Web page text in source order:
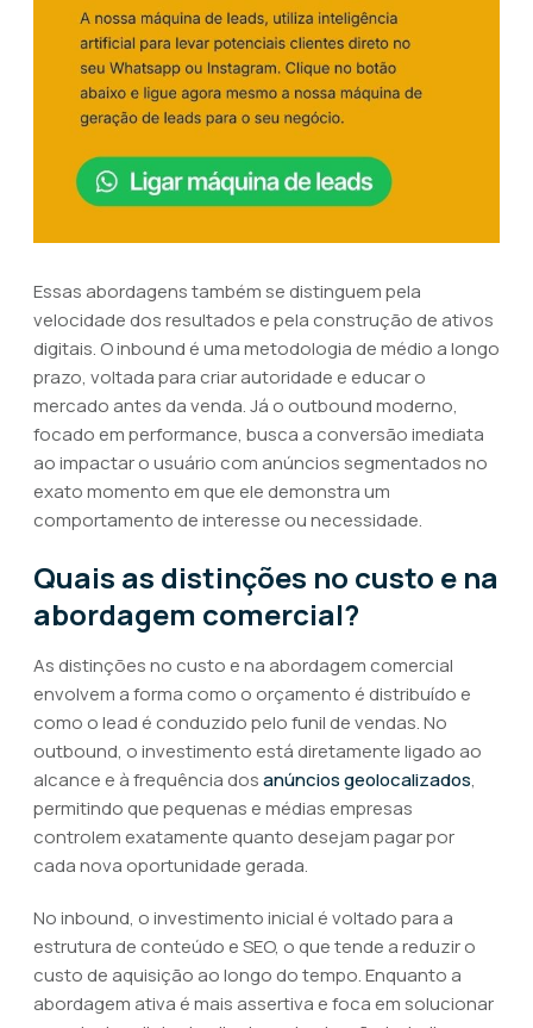
Essas abordagens também se distinguem pela
velocidade dos resultados e pela construção de ativos
digitais. O inbound é uma metodologia de médio a longo
prazo, voltada para criar autoridade e educar o
mercado antes da venda. Já o outbound moderno,
focado em performance, busca a conversão imediata
ao impactar o usuário com anúncios segmentados no
exato momento em que ele demonstra um
comportamento de interesse ou necessidade.
Quais as distinções no custo e na
abordagem comercial?
As distinções no custo e na abordagem comercial
envolvem a forma como o orçamento é distribuído e
como o lead é conduzido pelo funil de vendas. No
outbound, o investimento está diretamente ligado ao
alcance e à frequência dosanúncios geolocalizados,
permitindo que pequenas e médias empresas
controlem exatamente quanto desejam pagar por
cada nova oportunidade gerada.
No inbound, o investimento inicial é voltado para a
estrutura de conteúdo e SEO, o que tende a reduzir o
custo de aquisição ao longo do tempo. Enquanto a
abordagem ativa é mais assertiva e foca em solucionar